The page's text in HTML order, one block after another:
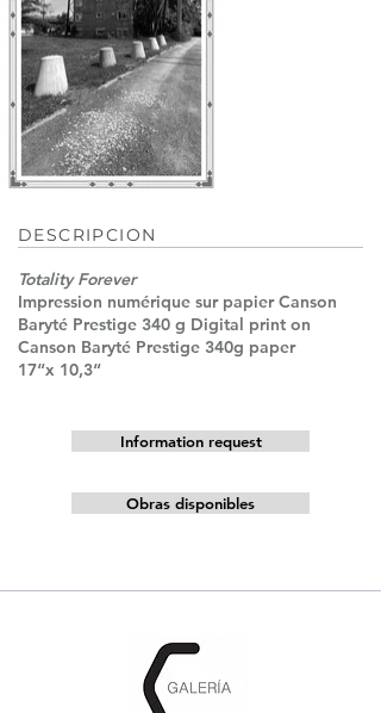
DESCRIPCION
Totality Forever
Impression numérique sur papier Canson
Baryté Prestige 340 g Digital print on
Canson Baryté Prestige 340g paper
17“x 10,3“
Information request
Obras disponibles